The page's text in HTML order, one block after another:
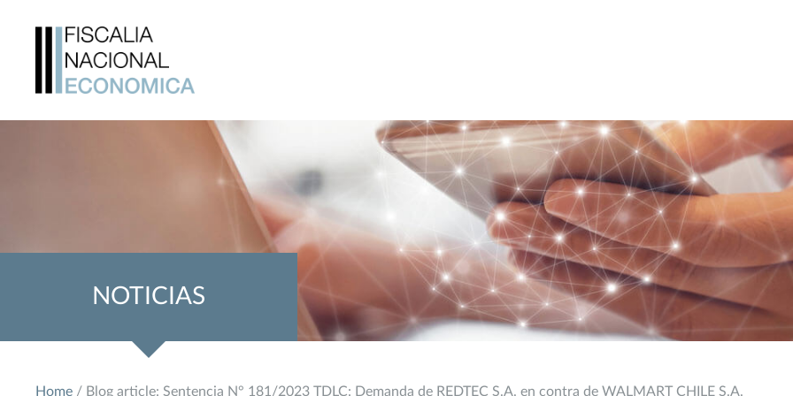
NOTICIAS
Home / Blog article: Sentencia N° 181/2023 TDLC: Demanda de REDTEC S.A. en contra de WALMART CHILE S.A.